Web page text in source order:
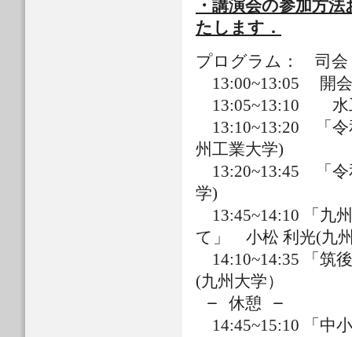
・講演会の参加方
たします．
プログラム： 司会
13:00~13:05 開会
13:05~13:10 水工
13:10~13:20 「
州工業大学)
13:20~13:45 「
学)
13:45~14:10 「九
て」 小松 利光(九
14:10~14:35
(九州大学）
̶̶̶̶̶̶̶ 休憩 ̶̶̶̶̶̶̶
14:45~15:10